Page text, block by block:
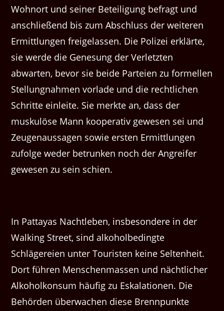
Wohnort und seiner Beteiligung befragt und
anschließend bis zum Abschluss der weiteren
Ermittlungen freigelassen. Die Polizei erklärte,
sie werde die Genesung der Verletzten
abwarten, bevor sie beide Parteien zu formellen
Stellungnahmen vorlade und die rechtlichen
Schritte einleite. Sie merkte an, dass der
muskulöse Mann kooperativ gewesen sei und
Zeugenaussagen sowie ersten Ermittlungen
zufolge weder betrunken noch der Angreifer
gewesen zu sein schien.
In Pattayas Nachtleben, insbesondere in der
Walking Street, sind alkoholbedingte
Schlägereien unter Touristen keine Seltenheit.
Dort führen Menschenmassen und nächtlicher
Alkoholkonsum häufig zu Eskalationen. Die
Behörden überwachen diese Brennpunkte